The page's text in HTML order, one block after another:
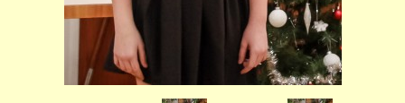
PEDAGOGICKÝ SBOR
DOKUMENTY / KE STAŽENÍ